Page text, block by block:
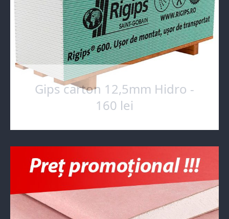
Gips carton 12,5mm Hidro -
160 lei